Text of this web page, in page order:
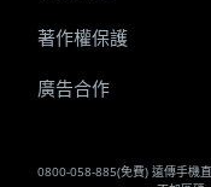
0800-058-885(免費) 遠傳手機
著作權保護
廣告合作